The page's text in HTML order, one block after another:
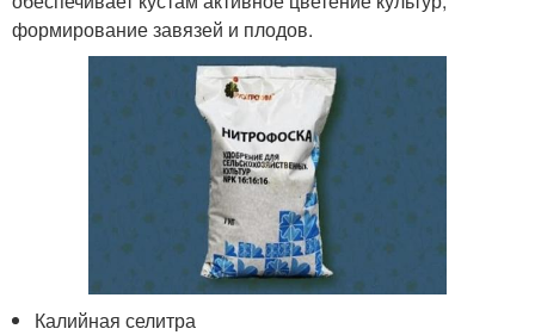
формирование завязей и плодов.
Калийная селитра